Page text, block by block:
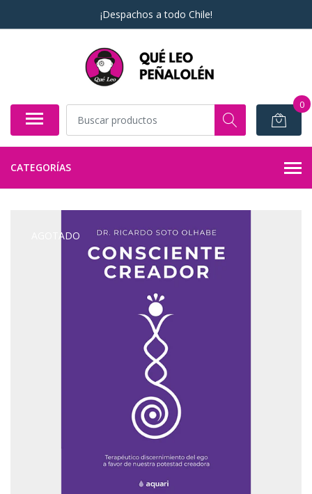
¡Despachos a todo Chile!
0
CATEGORÍAS
AGOTADO